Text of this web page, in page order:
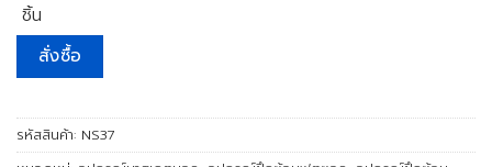
ชิ้น
สั่งซื้อ
รหัสสินค้า: NS37